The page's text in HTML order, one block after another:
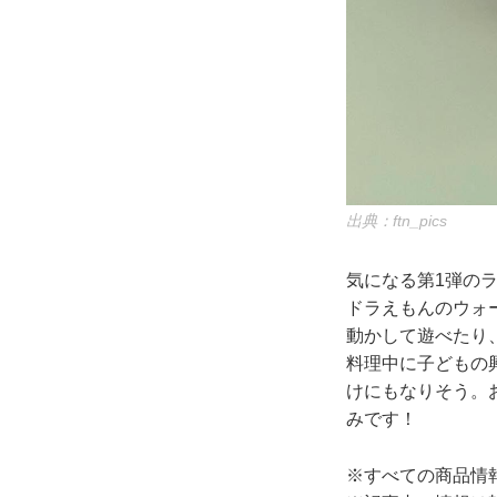
出典：ftn_pics
気になる第1弾の
ドラえもんのウ
動かして遊べたり
料理中に子どもの
けにもなりそう。
みです！
※すべての商品情